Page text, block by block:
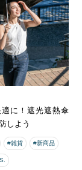
に！遮光遮熱傘
しよう
#雑貨 #新商品